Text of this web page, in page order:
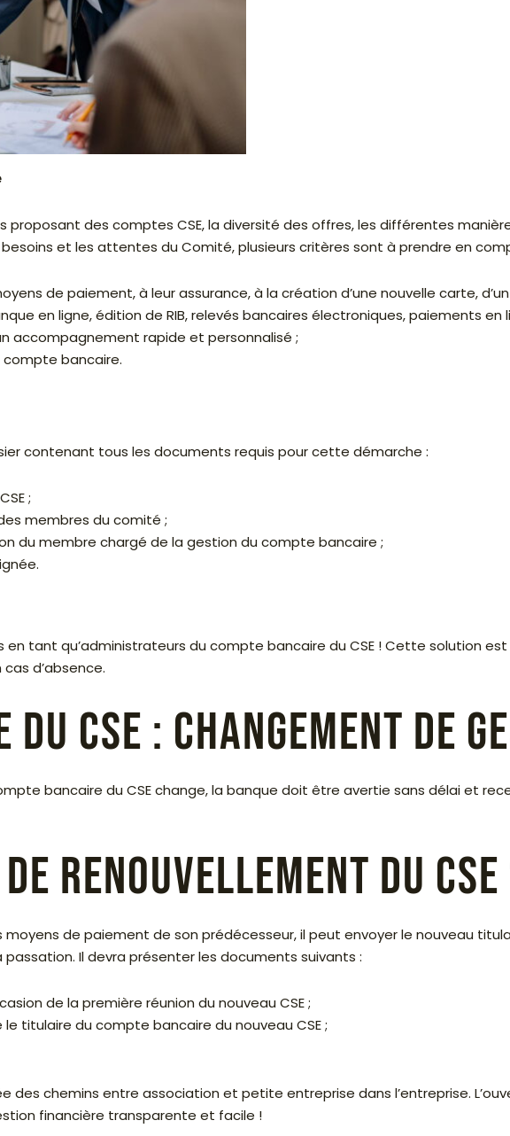
proposant des comptes CSE, la diversité des offres, les différentes
et les attentes du Comité, plusieurs critères sont à prendre en
de paiement, à leur assurance, à la création d’une nouvelle carte,
en ligne, édition de RIB, relevés bancaires électroniques, paiements en
accompagnement rapide et personnalisé ;
compte bancaire.
contenant tous les documents requis pour cette démarche :
;
membres du comité ;
du membre chargé de la gestion du compte bancaire ;
en tant qu’administrateurs du compte bancaire du CSE ! Cette solution
d’absence.
CSE : changement de
bancaire du CSE change, la banque doit être avertie sans délai et
renouvellement du CSE
moyens de paiement de son prédécesseur, il peut envoyer le nouveau
Il devra présenter les documents suivants :
de la première réunion du nouveau CSE ;
titulaire du compte bancaire du nouveau CSE ;
des chemins entre association et petite entreprise dans l’entreprise.
financière transparente et facile !